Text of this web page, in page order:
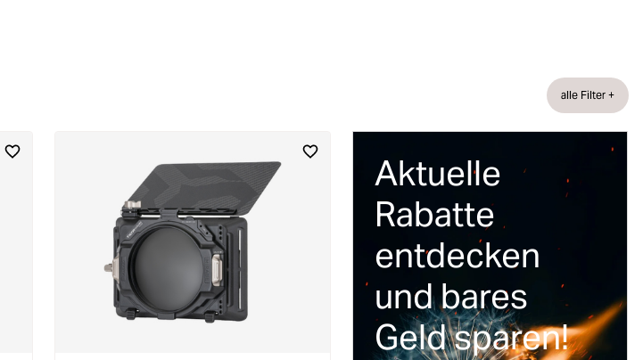
alle Filter +
Aktuelle
Rabatte
entdecken
und bares
Geld sparen!